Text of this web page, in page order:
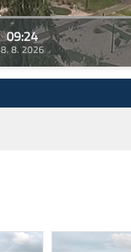
09:24
8. 8. 2026